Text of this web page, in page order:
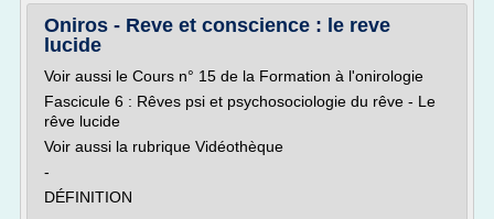
Oniros - Reve et conscience : le reve
lucide
Voir aussi le Cours n° 15 de la Formation à l'onirologie
Fascicule 6 : Rêves psi et psychosociologie du rêve - Le
rêve lucide
Voir aussi la rubrique Vidéothèque
-
DÉFINITION